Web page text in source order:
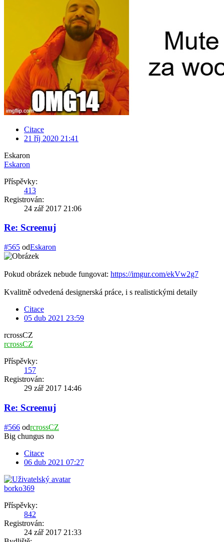
Citace
21 říj 2020 21:41
Eskaron
Eskaron
Příspěvky:
413
Registrován:
24 zář 2017 21:06
Re: Screenuj
#565 odEskaron
Pokud obrázek nebude fungovat: https://imgur.com/ekVw2g7
Kvalitně odvedená designerská práce, i s realistickými detaily
Citace
05 dub 2021 23:59
rcrossCZ
rcrossCZ
Příspěvky:
157
Registrován:
29 zář 2017 14:46
Re: Screenuj
#566 odrcrossCZ
Big chungus no
Citace
06 dub 2021 07:27
borko369
Příspěvky:
842
Registrován:
24 zář 2017 21:33